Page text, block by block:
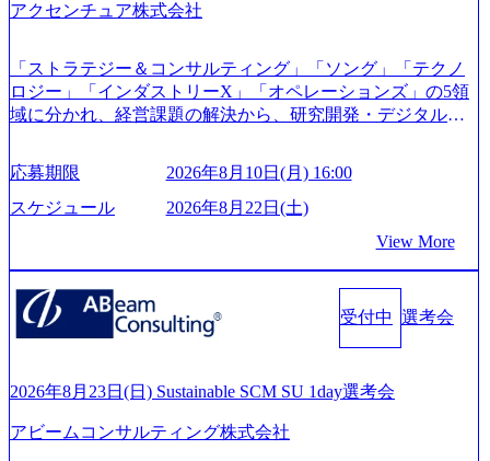
ジーズ、モチベーション管理システム「NALYSYS」リリー
m/@leveragesCh) レバレジーズで活躍するメンバー紹介！〜
管理職種編 〜 (https://www.youtube.com/watch?v=RETwZKac2
UI) レバレジーズで活躍するメンバー紹介！〜 営業職種編
来黒字を維持し、急成長中でありながら安定した事業を展
円を目指す日本にもなかなかないメガベンチャー。創業か
ら黒字経営。年間130%成長 https://storage.googleapis.com/our-
527843-d227-4df8-b86c-5587f843fdf6_1200x471.webp https://stor
age.googleapis.com/our-vision-production.appspot.com/public/imag
es/20251030164946_dc0888f6-0539-4887-84d7-34c8d8544226_1
200x666.webp 年間100億円規模の投資の元、10以上もの新規
能 社内転職が活発であり、多様なスキルを1社で身に着ける
ことが可能 事業開発・運用を内包かする「オールインハウ
ス」型の組織体。社内スカウトや社内公募制度を用いて主
アクセンチュア株式会社
「ストラテジー＆コンサルティング」「ソング」「テクノ
ロジー」「インダストリーX」「オペレーションズ」の5領
域に分かれ、経営課題の解決から、研究開発・デジタル・
グ領域からその実行的側面であるITサービスの提供まで一
貫して支援する総合系・IT系ファームである あらゆる産業
において非常に良質な顧客基盤を築いており、Fortune Globa
手掛けたプロジェクトは「ファーストリテイリングにおけ
るグローバル化」「資生堂グループのDX化支援」「ヴィヴ
ィアン・ウエストウッドの製品開発」など多岐にわたる コ
ンサルティング活動のみならず、2021年にはKDDIと合弁会
社「ARISE analytics」を設立し、人工知能とデータアナリテ
ジタル人材育成の支援も盛んに行う 採用資料 (https://www.ac
2/Accenture-Recruiting-Brochure.pdf#zoom=50) 女性の活躍につ
応募期限
2026年8月10日(月) 16:00
スケジュール
2026年8月22日(土)
View More
受付中 選考会
2026年8月23日(日) Sustainable SCM SU 1day選考会
アビームコンサルティング株式会社